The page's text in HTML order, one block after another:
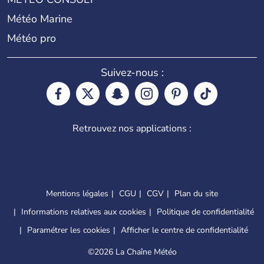
Météo Marine
Météo pro
Suivez-nous :
Retrouvez nos applications :
Mentions légales CGU CGV
Plan du site
Informations relatives aux cookies
Politique de confidentialité
Paramétrer les cookies
Afficher le centre de confidentialité
©2026 La Chaîne Météo